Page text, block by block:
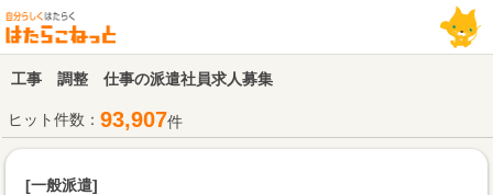
工事 調整 仕事の派遣社員求人募集
ヒット件数： 93,907件
[一般派遣]